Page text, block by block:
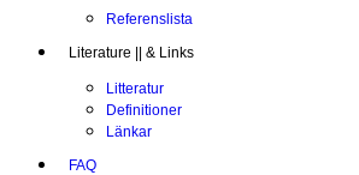
Referenslista
Literature || & Links
Litteratur
Definitioner
Länkar
FAQ